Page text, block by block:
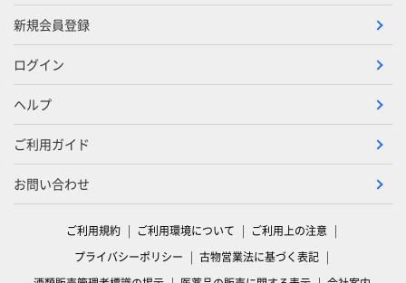
新規会員登録
ログイン
ヘルプ
ご利用ガイド
お問い合わせ
ご利用規約 ご利用環境について
ご利用上の注意
プライバシーポリシー
古物営業法に基づく表記